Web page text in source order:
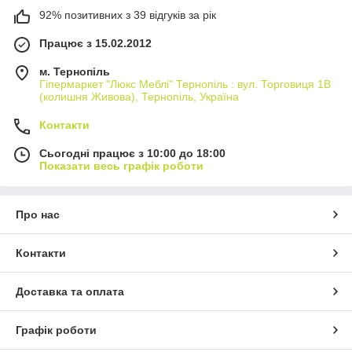
модульної системи (набір меблів для передпокою), або
придбати її як окремий елемент. Вішалка для передпокою
добре виглядає в комплекті з шафою такого ж дизайну, або з
комодом.
Завдяки великому асортименту, доступним цінам, якісним
матеріалам і професіоналізму персоналу, ви легко знайдете
необхідну модель, витративши мінімум часу на пошуки.
Доставка товару можлива як у Тернополі, так і в міста
України, як Рівне, Львів, Луцьк, Вінниця та інші.
92% позитивних з 39 відгуків за рік
Працює з 15.02.2012
м. Тернопіль
Гіпермаркет "Люкс Меблі" Тернопіль : вул. Торговиця 1В
(колишня Живова), Тернопіль, Україна
Контакти
Сьогодні працює з 10:00 до 18:00
Показати весь графік роботи
Про нас
Контакти
Доставка та оплата
Графік роботи